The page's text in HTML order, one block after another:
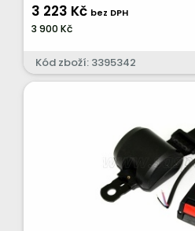
3 223 Kč bez DPH
3 900 Kč
Kód zboží: 3395342